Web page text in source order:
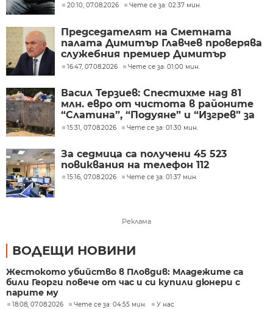
20:10, 07.08.2026 Чете се за: 02:37 мин.
Председателят на Сметната
палата Димитър Главчев проверява
служебния премиер Димитър
Главчев?
16:47, 07.08.2026 Чете се за: 01:00 мин.
Васил Терзиев: Спестихме над 81
млн. евро от чистота в районите
“Слатина”, “Подуяне” и “Изгрев” за
следващите 5 години
15:31, 07.08.2026 Чете се за: 01:30 мин.
За седмица са получени 45 523
повиквания на телефон 112
15:16, 07.08.2026 Чете се за: 01:37 мин.
Реклама
ВОДЕЩИ НОВИНИ
Жестокото убийство в Пловдив: Младежите са
били Георги повече от час и си купили дюнери с
парите му
18:08, 07.08.2026 Чете се за: 04:55 мин. У нас